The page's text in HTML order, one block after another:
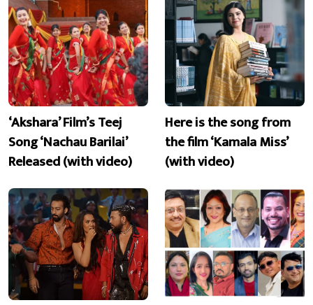
‘Akshara’ Film’s Teej
Song ‘Nachau Barilai’
Released (with video)
Here is the song from
the film ‘Kamala Miss’
(with video)